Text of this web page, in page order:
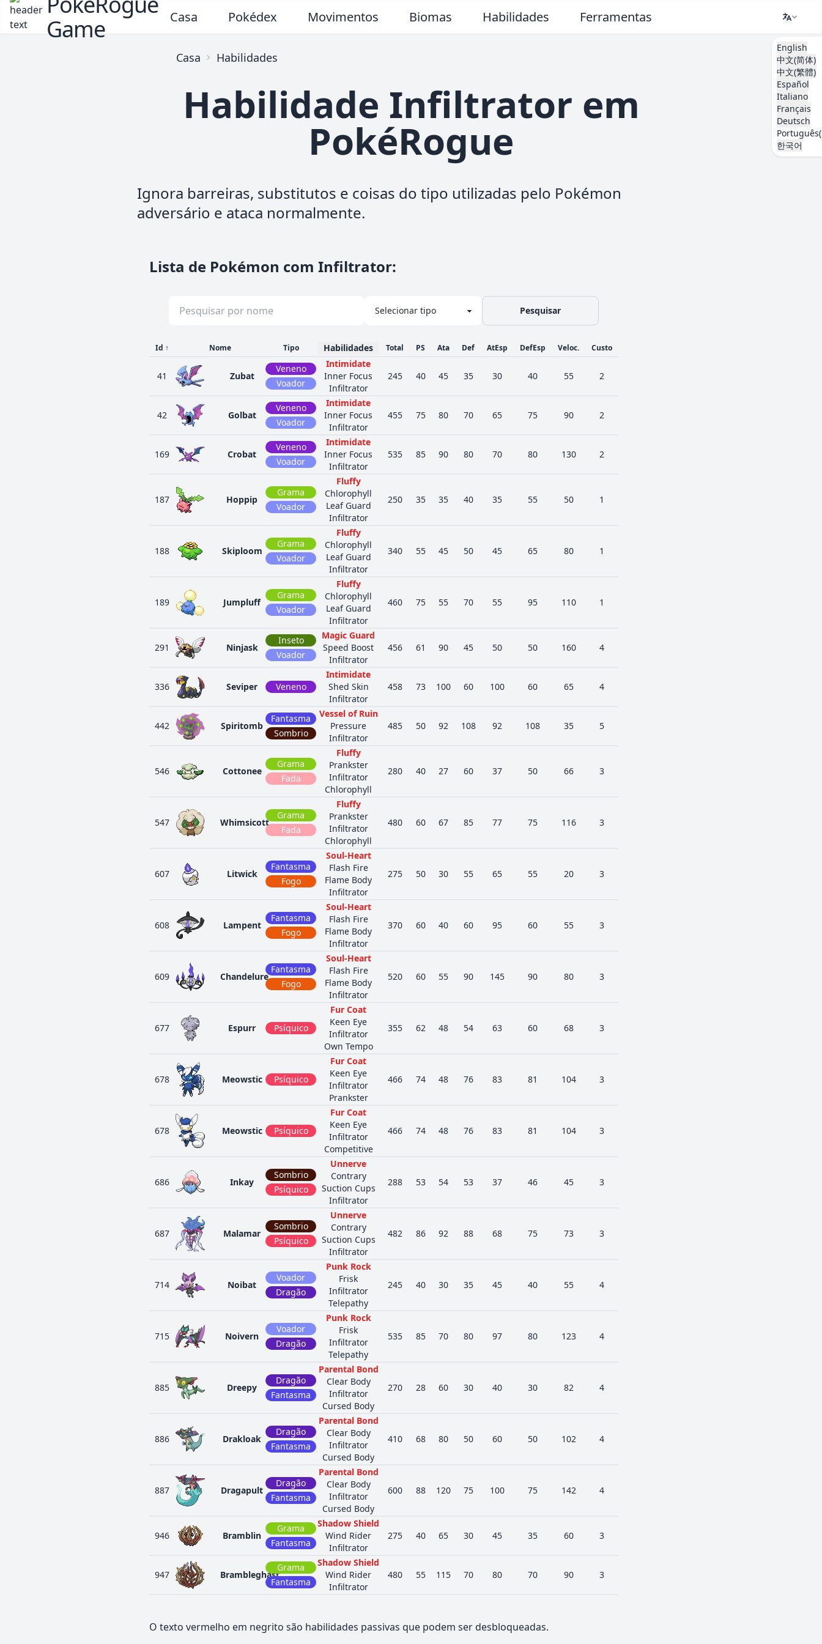
Game
Casa Pokédex Movimentos Biomas Habilidades Ferramentas
English
中文(简体)
中文(繁體)
Español
Italiano
Français
Deutsch
한국어
Casa Habilidades
Habilidade Infiltrator em
PokéRogue
Ignora barreiras, substitutos e coisas do tipo utilizadas pelo Pokémon
adversário e ataca normalmente.
Lista de Pokémon com Infiltrator:
Pesquisar
Id ↑ Nome Tipo Habilidades Total PS Ata Def AtEsp DefEsp Veloc. Custo
41 Zubat
Veneno
Voador
Intimidate
Inner Focus
Infiltrator
245 40 45 35 30 40 55 2
42 Golbat
Veneno
Voador
Intimidate
Inner Focus
Infiltrator
455 75 80 70 65 75 90 2
169 Crobat
Veneno
Voador
Intimidate
Inner Focus
Infiltrator
535 85 90 80 70 80 130 2
187 Hoppip
Grama
Voador
Fluffy
Chlorophyll
Leaf Guard
Infiltrator
250 35 35 40 35 55 50 1
188 Skiploom
Grama
Voador
Fluffy
Chlorophyll
Leaf Guard
Infiltrator
340 55 45 50 45 65 80 1
189 Jumpluff
Grama
Voador
Fluffy
Chlorophyll
Leaf Guard
Infiltrator
460 75 55 70 55 95 110 1
291 Ninjask
Inseto
Voador
Magic Guard
Speed Boost
Infiltrator
456 61 90 45 50 50 160 4
336 Seviper Veneno
Intimidate
Shed Skin
Infiltrator
458 73 100 60 100 60 65 4
442 Spiritomb
Fantasma
Sombrio
Vessel of Ruin
Pressure
Infiltrator
485 50 92 108 92 108 35 5
546 Cottonee
Grama
Fada
Fluffy
Prankster
Infiltrator
Chlorophyll
280 40 27 60 37 50 66 3
547 Whimsicott
Grama
Fada
Fluffy
Prankster
Infiltrator
Chlorophyll
480 60 67 85 77 75 116 3
607 Litwick
Fantasma
Fogo
Soul-Heart
Flash Fire
Flame Body
Infiltrator
275 50 30 55 65 55 20 3
608 Lampent
Fantasma
Fogo
Soul-Heart
Flash Fire
Flame Body
Infiltrator
370 60 40 60 95 60 55 3
609 Chandelure
Fantasma
Fogo
Soul-Heart
Flash Fire
Flame Body
Infiltrator
520 60 55 90 145 90 80 3
677 Espurr Psíquico
Fur Coat
Keen Eye
Infiltrator
Own Tempo
355 62 48 54 63 60 68 3
678 Meowstic Psíquico
Fur Coat
Keen Eye
Infiltrator
Prankster
466 74 48 76 83 81 104 3
678 Meowstic Psíquico
Fur Coat
Keen Eye
Infiltrator
Competitive
466 74 48 76 83 81 104 3
686 Inkay
Sombrio
Psíquico
Unnerve
Contrary
Suction Cups
Infiltrator
288 53 54 53 37 46 45 3
687 Malamar
Sombrio
Psíquico
Unnerve
Contrary
Suction Cups
Infiltrator
482 86 92 88 68 75 73 3
714 Noibat
Voador
Dragão
Punk Rock
Frisk
Infiltrator
Telepathy
245 40 30 35 45 40 55 4
715 Noivern
Voador
Dragão
Punk Rock
Frisk
Infiltrator
Telepathy
535 85 70 80 97 80 123 4
885 Dreepy
Dragão
Fantasma
Parental Bond
Clear Body
Infiltrator
Cursed Body
270 28 60 30 40 30 82 4
886 Drakloak
Dragão
Fantasma
Parental Bond
Clear Body
Infiltrator
Cursed Body
410 68 80 50 60 50 102 4
887 Dragapult
Dragão
Fantasma
Parental Bond
Clear Body
Infiltrator
Cursed Body
600 88 120 75 100 75 142 4
946 Bramblin
Grama
Fantasma
Shadow Shield
Wind Rider
Infiltrator
275 40 65 30 45 35 60 3
947 Brambleghast
Grama
Fantasma
Shadow Shield
Wind Rider
Infiltrator
480 55 115 70 80 70 90 3
O texto vermelho em negrito são habilidades passivas que podem ser desbloqueadas.